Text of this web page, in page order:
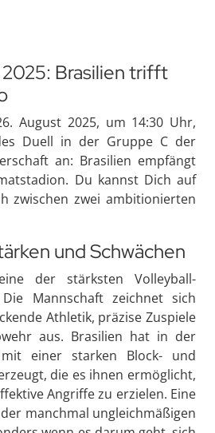
Brasilien trifft
August 2025, um 14:30 Uhr,
Duell in der Gruppe C der
an: Brasilien empfängt
Du kannst Dich auf
zwischen zwei ambitionierten
und Schwächen
der stärksten Volleyball-
Mannschaft zeichnet sich
Athletik, präzise Zuspiele
aus. Brasilien hat in der
einer starken Block- und
die es ihnen ermöglicht,
Angriffe zu erzielen. Eine
manchmal ungleichmäßigen